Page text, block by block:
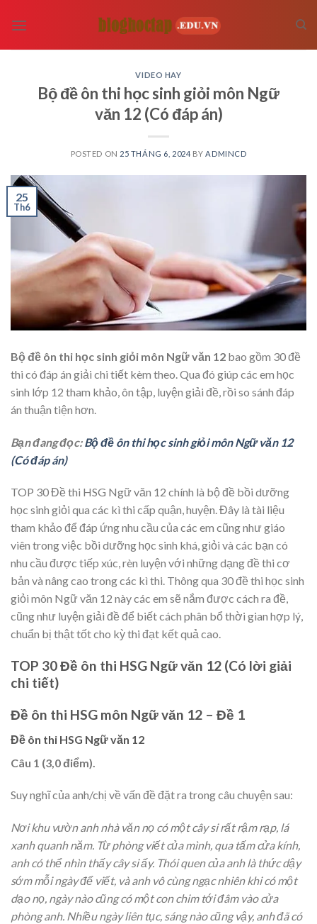
VIDEO HAY
Bộ đề ôn thi học sinh giỏi môn Ngữ
văn 12 (Có đáp án)
POSTED ON 25 THÁNG 6, 2024 BY ADMINCD
25
Th6
Bộ đề ôn thi học sinh giỏi môn Ngữ văn 12 bao gồm 30 đề
thi có đáp án giải chi tiết kèm theo. Qua đó giúp các em học
sinh lớp 12 tham khảo, ôn tập, luyện giải đề, rồi so sánh đáp
án thuận tiện hơn.
Bạn đang đọc:Bộ đề ôn thi học sinh giỏi môn Ngữ văn 12
(Có đáp án)
TOP 30 Đề thi HSG Ngữ văn 12 chính là bộ đề bồi dưỡng
học sinh giỏi qua các kì thi cấp quận, huyện. Đây là tài liệu
tham khảo để đáp ứng nhu cầu của các em cũng như giáo
viên trong việc bồi dưỡng học sinh khá, giỏi và các bạn có
nhu cầu được tiếp xúc, rèn luyện với những dạng đề thi cơ
bản và nâng cao trong các kì thi. Thông qua 30 đề thi học sinh
giỏi môn Ngữ văn 12 này các em sẽ nắm được cách ra đề,
cũng như luyện giải đề để biết cách phân bổ thời gian hợp lý,
chuẩn bị thật tốt cho kỳ thi đạt kết quả cao.
TOP 30 Đề ôn thi HSG Ngữ văn 12 (Có lời giải
chi tiết)
Đề ôn thi HSG môn Ngữ văn 12 – Đề 1
Đề ôn thi HSG Ngữ văn 12
Câu 1 (3,0 điểm).
Suy nghĩ của anh/chị về vấn đề đặt ra trong câu chuyện sau:
Nơi khu vườn anh nhà văn nọ có một cây si rất rậm rạp, lá
xanh quanh năm. Từ phòng viết của mình, qua tấm cửa kính,
anh có thể nhìn thấy cây si ấy. Thói quen của anh là thức dậy
sớm mỗi ngày để viết, và anh vô cùng ngạc nhiên khi có một
dạo nọ, ngày nào cũng có một con chim tới đâm vào cửa
phòng anh. Nhiều ngày liên tục, sáng nào cũng vậy, anh đã có